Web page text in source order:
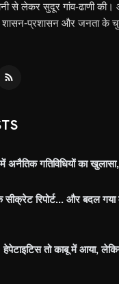
से लेकर सुदूर गांव-ढाणी
प्रशासन और जनता के
अनैतिक गतिविधियों का
रिपोर्ट... और बदल गया
तो काबू में आया,